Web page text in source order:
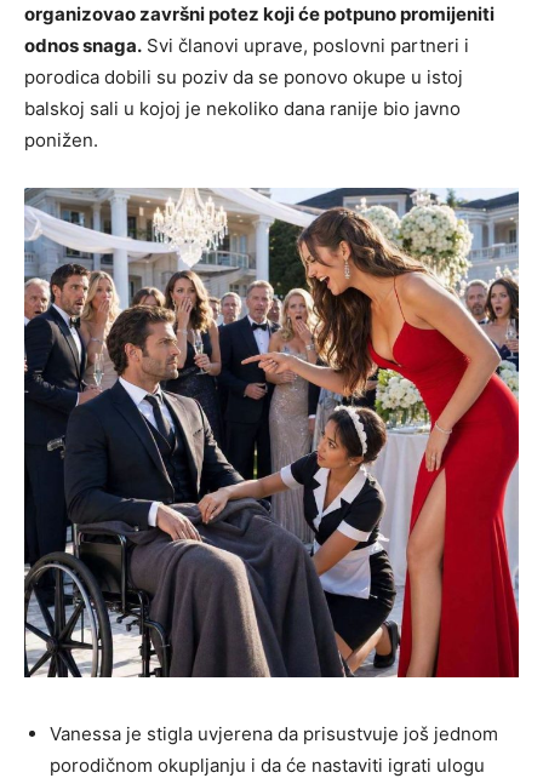
organizovao završni potez koji će potpuno promijeniti
odnos snaga. Svi članovi uprave, poslovni partneri i
porodica dobili su poziv da se ponovo okupe u istoj
balskoj sali u kojoj je nekoliko dana ranije bio javno
ponižen.
Vanessa je stigla uvjerena da prisustvuje još jednom
porodičnom okupljanju i da će nastaviti igrati ulogu